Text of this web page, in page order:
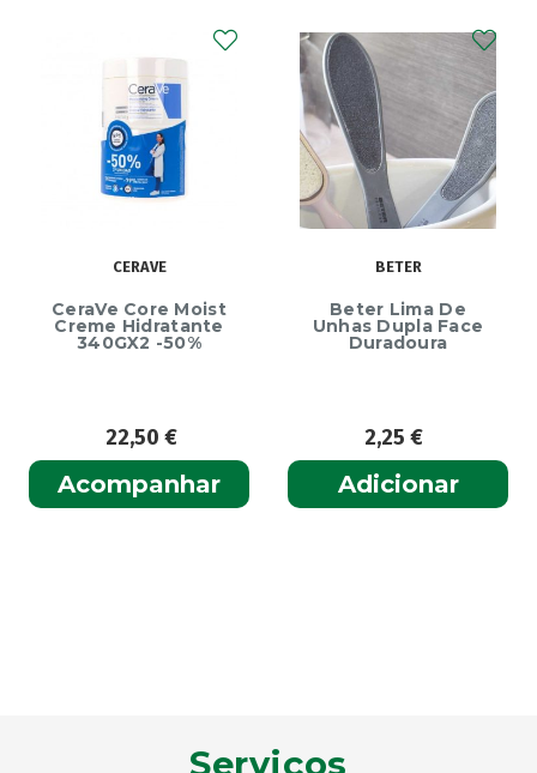
CERAVE
CeraVe Core Moist
Creme Hidratante
340GX2 -50%
22,50€
Acompanhar
BETER
Beter Lima De
Unhas Dupla Face
Duradoura
2,25€
Adicionar
Serviços